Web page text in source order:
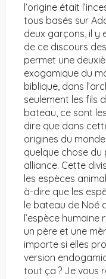
l’origine était
tous basés sur
deux garçons, il y
de ce discours
permet une
exogamique du
biblique, dans
seulement les fils
bateau, ce sont
dire que dans
origines du
quelque chose du
alliance. Cette
les espèces
à-dire que les
le bateau de Noé
l’espèce
un père et une
importe si elles
version
tout ça ? Je vous